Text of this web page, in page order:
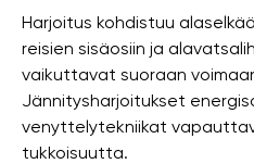
Harjoitus kohdistuu
reisien sisäosiin ja
vaikuttavat suoraan
Jännitysharjoitukset
venyttelytekniikat
tukkoisuutta.